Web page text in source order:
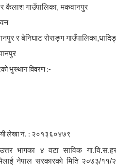
र कैलाश गाउँपालिका, मकवानपुर
र बेनिघाट रोराङ्ग
भुस्थान विवरण :-
लेखा नं. : २०१३६०४७९
भागका ४ वटा साविक
नेपाल सरकारको मिति २०७३/११/